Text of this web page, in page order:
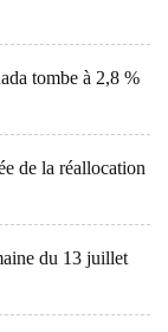
tombe à 2,8 %
de la réallocation
du 13 juillet